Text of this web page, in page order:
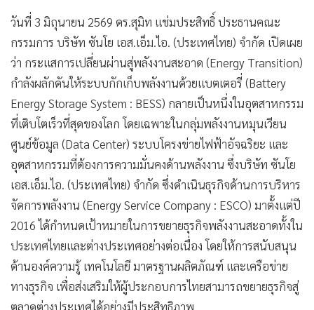
•
Motoring
•
• SMEs
• หุ้น
• อินโดจีน
• กองทุนรวม
• Celeb Online
• Factcheck
• ญี่ปุ่น
• News1
• Gotomanager
วันที่ 3 มิถุนายน 2569 ดร.สุมิท แช่มประสิทธิ์ ประธานคณะ
กรรมการ บริษัท ซันโย เอส.เอ็ม.ไอ. (ประเทศไทย) จำกัด เปิดเผย
ว่า กระแสการเปลี่ยนผ่านสู่พลังงานสะอาด (Energy Transition)
กำลังผลักดันให้ระบบกักเก็บพลังงานด้วยแบตเตอรี่ (Battery
Energy Storage System : BESS) กลายเป็นหนึ่งในอุตสาหกรรม
ที่เติบโตเร็วที่สุดของโลก โดยเฉพาะในกลุ่มพลังงานหมุนเวียน
ศูนย์ข้อมูล (Data Center) ระบบโครงข่ายไฟฟ้าอัจฉริยะ และ
อุตสาหกรรมที่ต้องการความมั่นคงด้านพลังงาน ซึ่งบริษัท ซันโย
เอส.เอ็ม.ไอ. (ประเทศไทย) จำกัด ซึ่งดำเนินธุรกิจด้านการบริหาร
จัดการพลังงาน (Energy Service Company : ESCO) มาตั้งแต่ปี
2016 ได้กำหนดเป้าหมายในการขยายธุรกิจพลังงานสะอาดทั้งใน
ประเทศไทยและต่างประเทศอย่างต่อเนื่อง โดยให้การสนับสนุน
ด้านองค์ความรู้ เทคโนโลยี มาตรฐานผลิตภัณฑ์ และเครือข่าย
ทางธุรกิจ เพื่อส่งเสริมให้ผู้ประกอบการไทยสามารถขยายธุรกิจสู่
ตลาดต่างประเทศได้อย่างมีประสิทธิภาพ